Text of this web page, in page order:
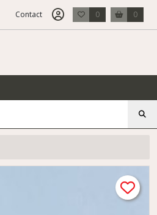
Contact 0 0